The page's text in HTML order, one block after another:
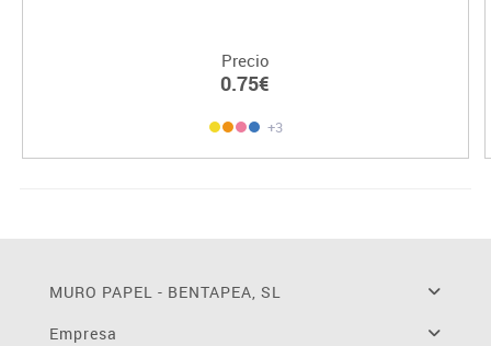
Precio
0.75€
+3
MURO PAPEL - BENTAPEA, SL
Empresa